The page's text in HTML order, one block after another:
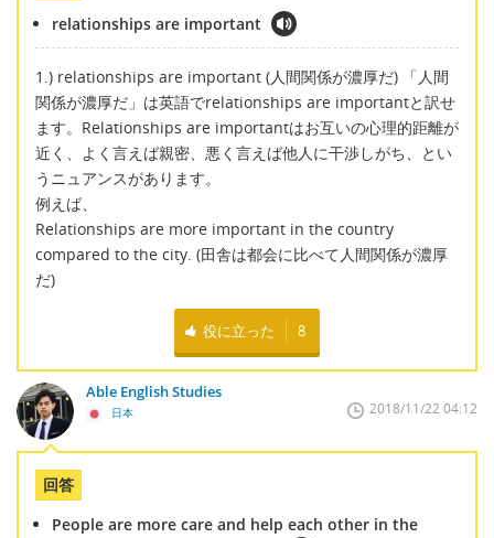
relationships are important
1.) relationships are important (人間関係が濃厚だ) 「人間
関係が濃厚だ」は英語でrelationships are importantと訳せ
ます。Relationships are importantはお互いの心理的距離が
近く、よく言えば親密、悪く言えば他人に干渉しがち、とい
うニュアンスがあります。
例えば、
Relationships are more important in the country
compared to the city. (田舎は都会に比べて人間関係が濃厚
だ)
役に立った 8
Able English Studies
日本 2018/11/22 04:12
回答
People are more care and help each other in the